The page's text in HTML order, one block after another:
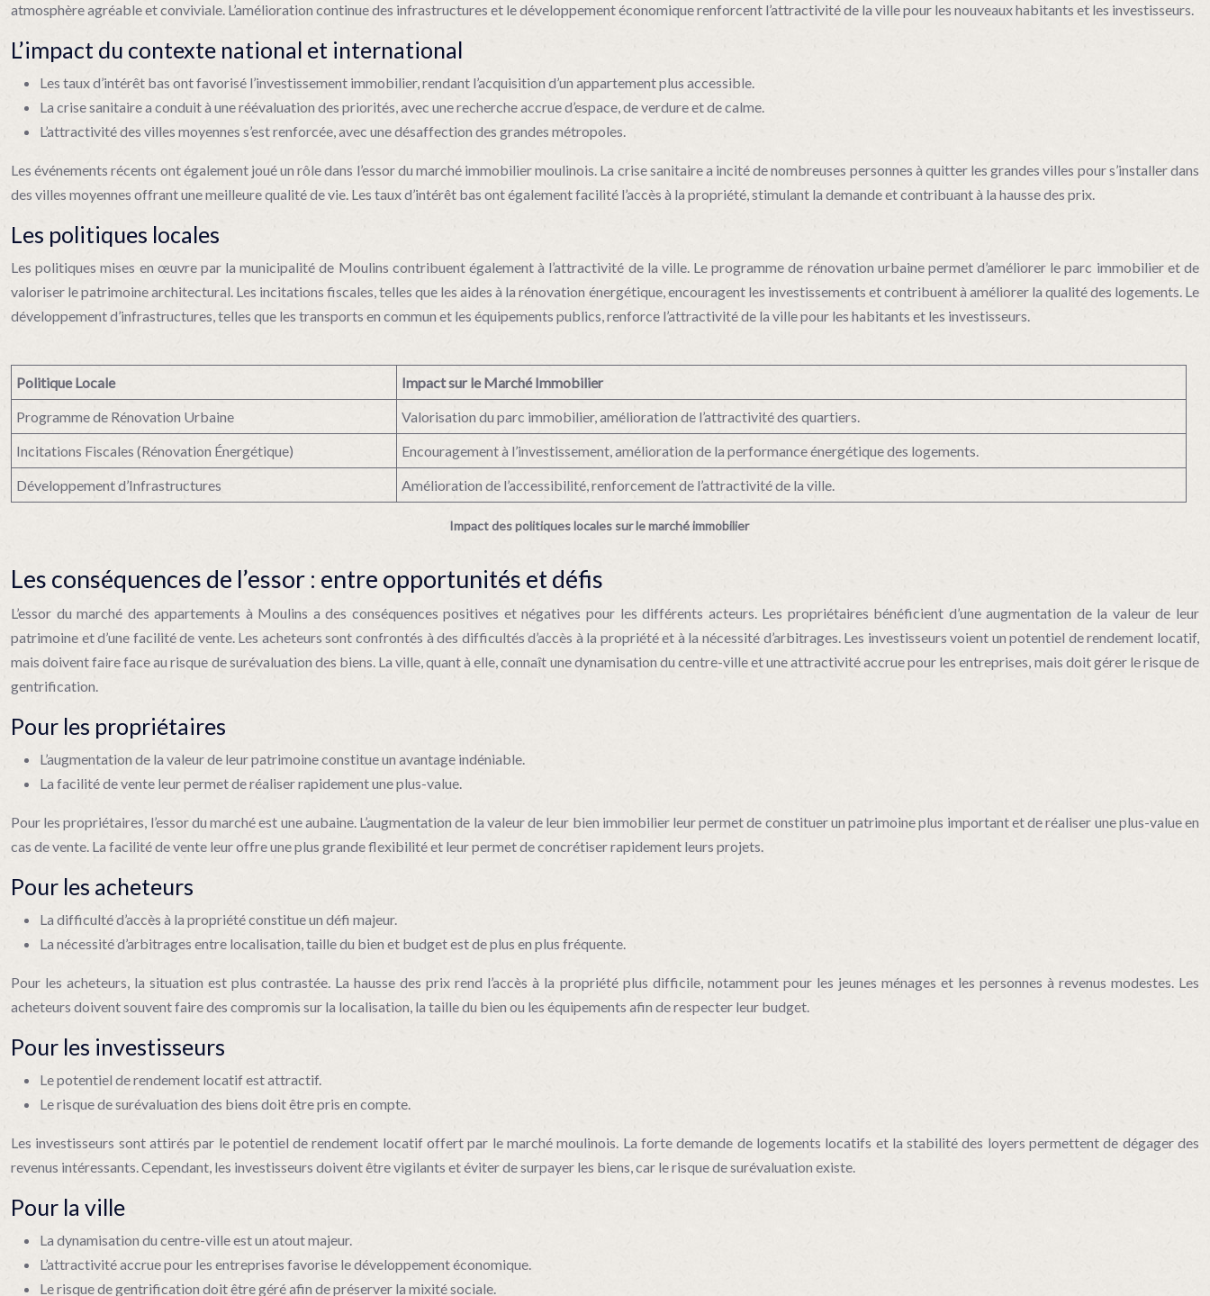
atmosphère agréable et conviviale. L’amélioration continue des infrastructures et le développement économique renforcent l’attractivité de la ville pour les nouveaux habitants et les investisseurs.
L’impact du contexte national et international
Les taux d’intérêt bas ont favorisé l’investissement immobilier, rendant l’acquisition d’un appartement plus accessible.
La crise sanitaire a conduit à une réévaluation des priorités, avec une recherche accrue d’espace, de verdure et de calme.
L’attractivité des villes moyennes s’est renforcée, avec une désaffection des grandes métropoles.
Les événements récents ont également joué un rôle dans l’essor du marché immobilier moulinois. La crise sanitaire a incité de nombreuses personnes à quitter les grandes villes pour s’installer dans
des villes moyennes offrant une meilleure qualité de vie. Les taux d’intérêt bas ont également facilité l’accès à la propriété, stimulant la demande et contribuant à la hausse des prix.
Les politiques locales
Les politiques mises en œuvre par la municipalité de Moulins contribuent également à l’attractivité de la ville. Le programme de rénovation urbaine permet d’améliorer le parc immobilier et de
valoriser le patrimoine architectural. Les incitations fiscales, telles que les aides à la rénovation énergétique, encouragent les investissements et contribuent à améliorer la qualité des logements. Le
développement d’infrastructures, telles que les transports en commun et les équipements publics, renforce l’attractivité de la ville pour les habitants et les investisseurs.
Impact des politiques locales sur le marché immobilier
Politique Locale
Impact sur le Marché Immobilier
Programme de Rénovation Urbaine
Valorisation du parc immobilier, amélioration de l’attractivité des quartiers.
Incitations Fiscales (Rénovation Énergétique)
Encouragement à l’investissement, amélioration de la performance énergétique des logements.
Développement d’Infrastructures
Amélioration de l’accessibilité, renforcement de l’attractivité de la ville.
Les conséquences de l’essor : entre opportunités et défis
L’essor du marché des appartements à Moulins a des conséquences positives et négatives pour les différents acteurs. Les propriétaires bénéficient d’une augmentation de la valeur de leur
patrimoine et d’une facilité de vente. Les acheteurs sont confrontés à des difficultés d’accès à la propriété et à la nécessité d’arbitrages. Les investisseurs voient un potentiel de rendement locatif,
mais doivent faire face au risque de surévaluation des biens. La ville, quant à elle, connaît une dynamisation du centre-ville et une attractivité accrue pour les entreprises, mais doit gérer le risque de
gentrification.
Pour les propriétaires
L’augmentation de la valeur de leur patrimoine constitue un avantage indéniable.
La facilité de vente leur permet de réaliser rapidement une plus-value.
Pour les propriétaires, l’essor du marché est une aubaine. L’augmentation de la valeur de leur bien immobilier leur permet de constituer un patrimoine plus important et de réaliser une plus-value en
cas de vente. La facilité de vente leur offre une plus grande flexibilité et leur permet de concrétiser rapidement leurs projets.
Pour les acheteurs
La difficulté d’accès à la propriété constitue un défi majeur.
La nécessité d’arbitrages entre localisation, taille du bien et budget est de plus en plus fréquente.
Pour les acheteurs, la situation est plus contrastée. La hausse des prix rend l’accès à la propriété plus difficile, notamment pour les jeunes ménages et les personnes à revenus modestes. Les
acheteurs doivent souvent faire des compromis sur la localisation, la taille du bien ou les équipements afin de respecter leur budget.
Pour les investisseurs
Le potentiel de rendement locatif est attractif.
Le risque de surévaluation des biens doit être pris en compte.
Les investisseurs sont attirés par le potentiel de rendement locatif offert par le marché moulinois. La forte demande de logements locatifs et la stabilité des loyers permettent de dégager des
revenus intéressants. Cependant, les investisseurs doivent être vigilants et éviter de surpayer les biens, car le risque de surévaluation existe.
Pour la ville
La dynamisation du centre-ville est un atout majeur.
L’attractivité accrue pour les entreprises favorise le développement économique.
Le risque de gentrification doit être géré afin de préserver la mixité sociale.